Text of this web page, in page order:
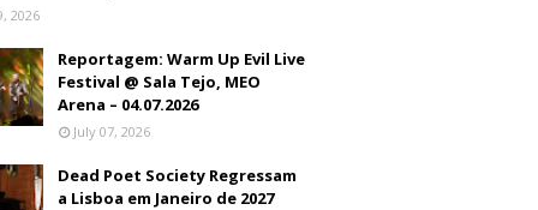
2026
Reportagem: Warm Up Evil Live
Festival @ Sala Tejo, MEO
Arena – 04.07.2026
July 07, 2026
Dead Poet Society Regressam
a Lisboa em Janeiro de 2027